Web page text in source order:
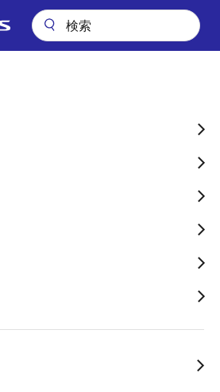
Main
ム